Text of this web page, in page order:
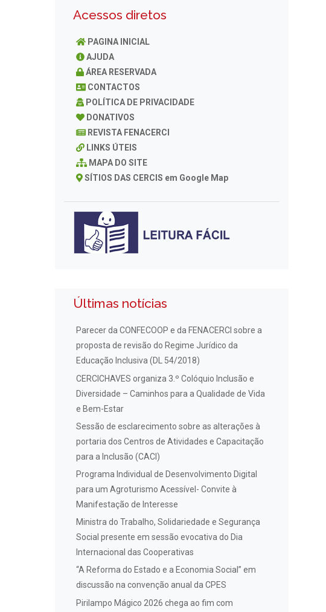
Acessos diretos
PAGINA INICIAL
AJUDA
ÁREA RESERVADA
CONTACTOS
POLÍTICA DE PRIVACIDADE
DONATIVOS
REVISTA FENACERCI
LINKS ÚTEIS
MAPA DO SITE
SÍTIOS DAS CERCIS em Google Map
Últimas notícias
Parecer da CONFECOOP e da FENACERCI sobre a
proposta de revisão do Regime Jurídico da
Educação Inclusiva (DL 54/2018)
CERCICHAVES organiza 3.º Colóquio Inclusão e
Diversidade – Caminhos para a Qualidade de Vida
e Bem-Estar
Sessão de esclarecimento sobre as alterações à
portaria dos Centros de Atividades e Capacitação
para a Inclusão (CACI)
Programa Individual de Desenvolvimento Digital
para um Agroturismo Acessível- Convite à
Manifestação de Interesse
Ministra do Trabalho, Solidariedade e Segurança
Social presente em sessão evocativa do Dia
Internacional das Cooperativas
“A Reforma do Estado e a Economia Social” em
discussão na convenção anual da CPES
Pirilampo Mágico 2026 chega ao fim com